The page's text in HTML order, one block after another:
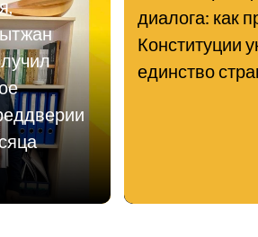
диалога: как
Конституции
единство